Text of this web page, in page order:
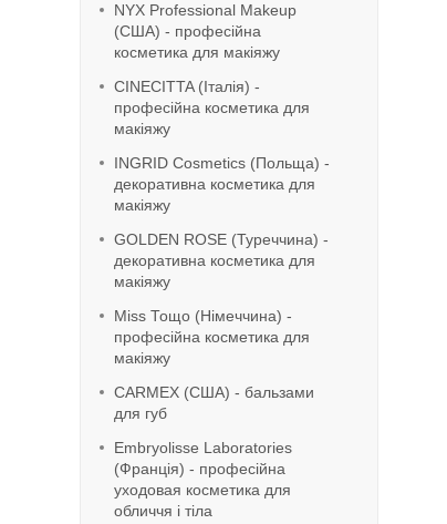
NYX Professional Makeup
(США) - професійна
косметика для макіяжу
CINECITTA (Італія) -
професійна косметика для
макіяжу
INGRID Cosmetics (Польща) -
декоративна косметика для
макіяжу
GOLDEN ROSE (Туреччина) -
декоративна косметика для
макіяжу
Miss Тощо (Німеччина) -
професійна косметика для
макіяжу
CARMEX (США) - бальзами
для губ
Embryolisse Laboratories
(Франція) - професійна
уходовая косметика для
обличчя і тіла